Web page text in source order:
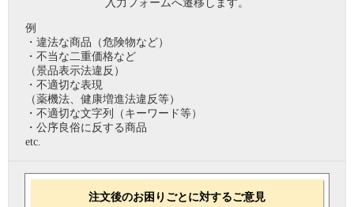
入力フォームへ遷移します。
例
・違法な商品（危険物など）
・不当な二重価格など
（景品表示法違反）
・不適切な表現
（薬機法、健康増進法違反等）
・不適切な文字列（キーワード等）
・公序良俗に反する商品
etc.
注文後のお困りごとに対するご意見